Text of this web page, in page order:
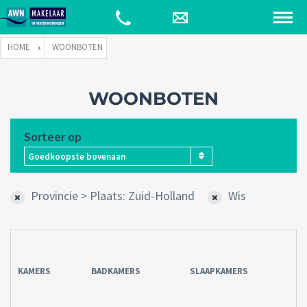
HOME WOONBOTEN
WOONBOTEN
Sorteer op
Goedkoopste bovenaan
Provincie > Plaats: Zuid-Holland Wis
KAMERS BADKAMERS SLAAPKAMERS